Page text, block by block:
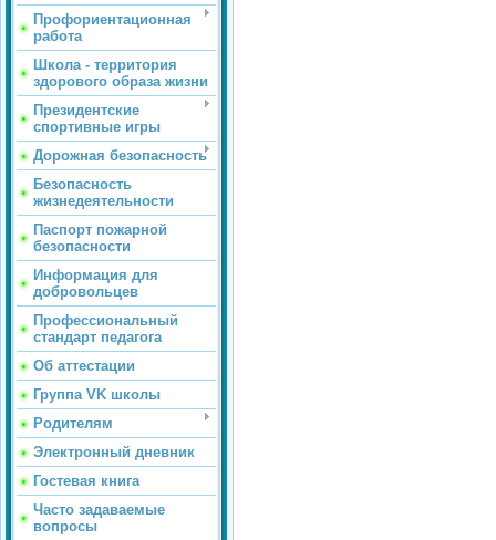
Профориентационная
работа
Школа - территория
здорового образа жизни
Президентские
спортивные игры
Дорожная безопасность
Безопасность
жизнедеятельности
Паспорт пожарной
безопасности
Информация для
добровольцев
Профессиональный
стандарт педагога
Об аттестации
Группа VK школы
Родителям
Электронный дневник
Гостевая книга
Часто задаваемые
вопросы